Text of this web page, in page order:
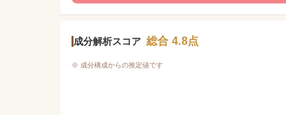
成分解析スコア 総合 4.8点
※ 成分構成からの推定値です